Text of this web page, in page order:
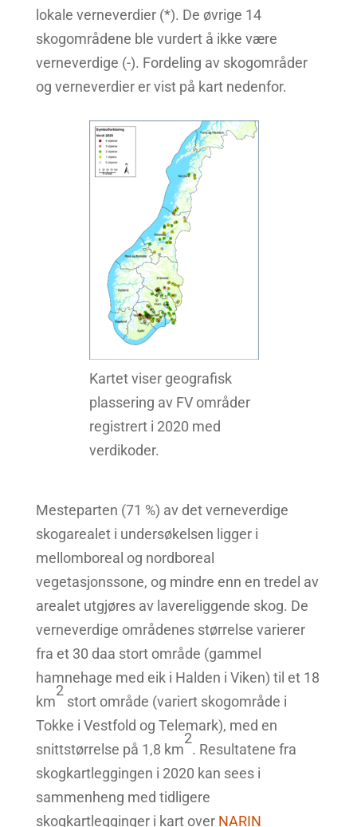
lokale verneverdier (*). De øvrige 14
skogområdene ble vurdert å ikke være
verneverdige (-). Fordeling av skogområder
og verneverdier er vist på kart nedenfor.
Kartet viser geografisk
plassering av FV områder
registrert i 2020 med
verdikoder.
Mesteparten (71 %) av det verneverdige
skogarealet i undersøkelsen ligger i
mellomboreal og nordboreal
vegetasjonssone, og mindre enn en tredel av
arealet utgjøres av lavereliggende skog. De
verneverdige områdenes størrelse varierer
fra et 30 daa stort område (gammel
hamnehage med eik i Halden i Viken) til et 18
km
2
stort område (variert skogområde i
Tokke i Vestfold og Telemark), med en
snittstørrelse på 1,8 km
2
. Resultatene fra
skogkartleggingen i 2020 kan sees i
sammenheng med tidligere
skogkartlegginger i kart over NARIN